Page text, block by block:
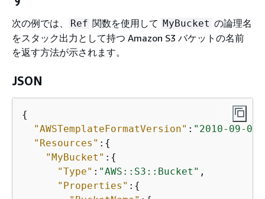
次の例では、 Ref 関数を使用して MyBucket の論理名
をスタック出力として持つ Amazon S3 バケットの名前
を返す方法が示されます。
JSON
{
"AWSTemplateFormatVersion" : "2010-09-09"
"Resources" : {
"MyBucket" : {
"Type" : "AWS::S3::Bucket" ,
"Properties" : {